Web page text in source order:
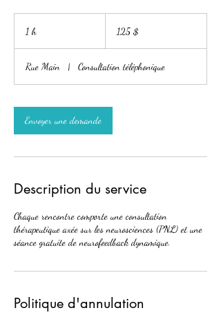
1 h 125 $
Rue Main | Consultation téléphonique
Envoyer une demande
Description du service
Chaque rencontre comporte une consultation
thérapeutique axée sur les neurosciences (PNL) et une
séance gratuite de neurofeedback dynamique.
Politique d'annulation